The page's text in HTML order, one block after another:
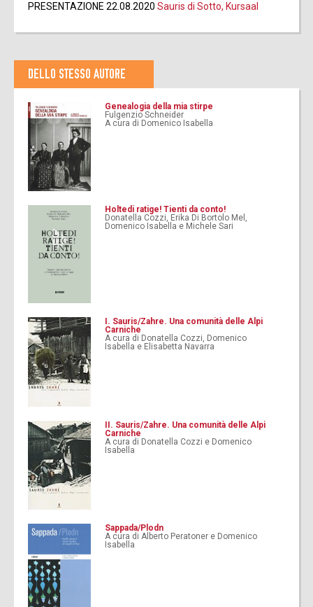
PRESENTAZIONE 22.08.2020 Sauris di Sotto, Kursaal
DELLO STESSO AUTORE
Genealogia della mia stirpe
Fulgenzio Schneider
A cura di Domenico Isabella
Holtedi ratige! Tienti da conto!
Donatella Cozzi, Erika Di Bortolo Mel,
Domenico Isabella e Michele Sari
I. Sauris/Zahre. Una comunità delle Alpi
Carniche
A cura di Donatella Cozzi, Domenico
Isabella e Elisabetta Navarra
II. Sauris/Zahre. Una comunità delle Alpi
Carniche
A cura di Donatella Cozzi e Domenico
Isabella
Sappada/Plodn
A cura di Alberto Peratoner e Domenico
Isabella